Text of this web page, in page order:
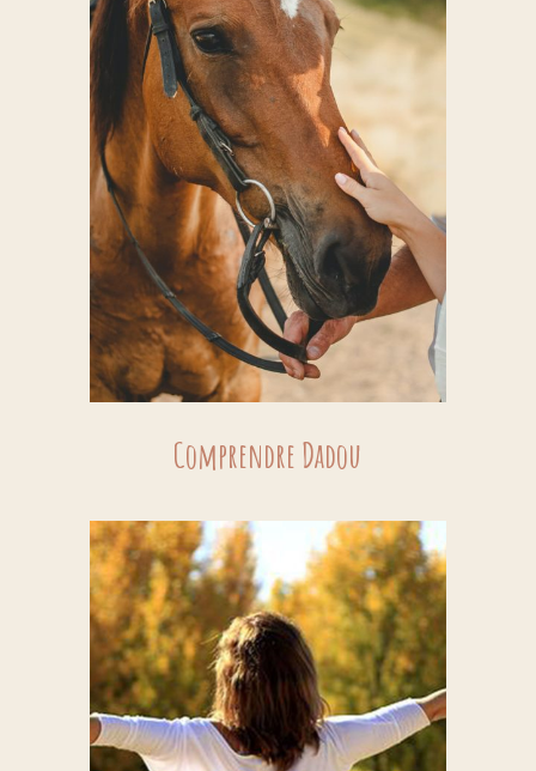
Comprendre Dadou